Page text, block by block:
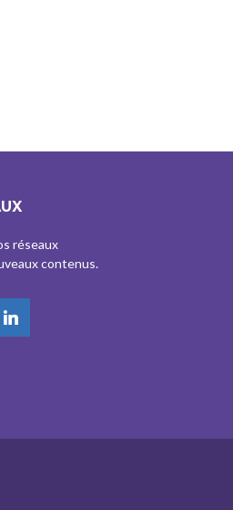
réseaux
contenus.